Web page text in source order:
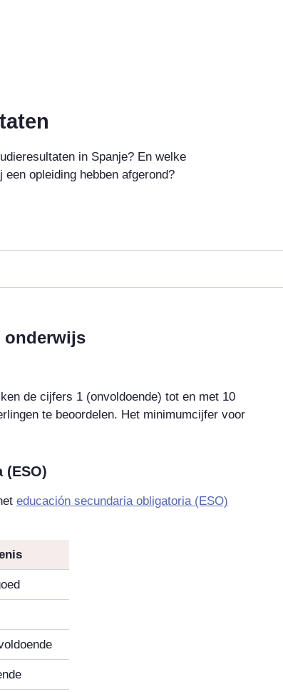
in Spanje? En welke
opleiding hebben afgerond?
onderwijs
de cijfers 1 (onvoldoende) tot en met 10
te beoordelen. Het minimumcijfer voor
(ESO)
educación secundaria obligatoria(ESO)